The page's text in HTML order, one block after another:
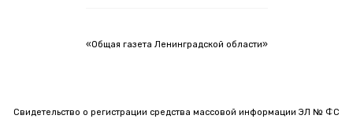
«Общая газета Ленинградской области»
Свидетельство о регистрации средства массовой информации ЭЛ № ФС